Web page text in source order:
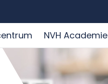
NVH Academie